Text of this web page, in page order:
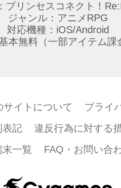
プリンセスコネクト！
ジャンル：アニメRPG
対応機種：iOS/Android
本無料（一部アイテム課
サイトについて
プライ
表記
違反行為に対する
一覧
FAQ・お問い合